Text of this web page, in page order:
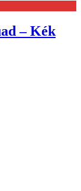
– Kék